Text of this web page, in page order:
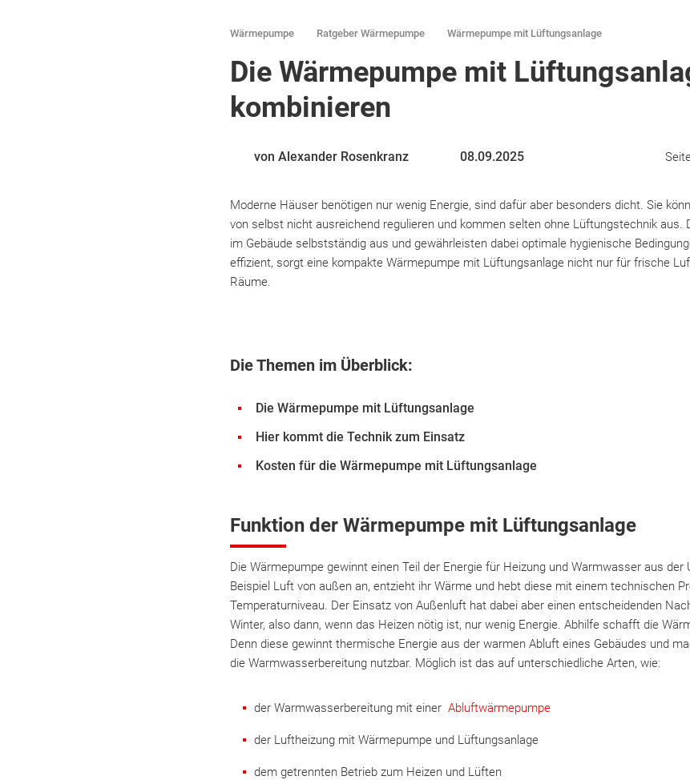
Wärmepumpe Ratgeber Wärmepumpe Wärmepumpe mit Lüftungsanlage
Die Wärmepumpe mit
kombinieren
von Alexander Rosenkranz 08.09.2025
Moderne Häuser benötigen nur wenig Energie, sind dafür aber besonders dicht. Sie
von selbst nicht ausreichend regulieren und kommen selten ohne Lüftungstechnik aus.
im Gebäude selbstständig aus und gewährleisten dabei optimale hygienische
effizient, sorgt eine kompakte Wärmepumpe mit Lüftungsanlage nicht nur für frische
Räume.
Die Themen im Überblick:
Die Wärmepumpe mit Lüftungsanlage
Hier kommt die Technik zum Einsatz
Kosten für die Wärmepumpe mit Lüftungsanlage
Funktion der Wärmepumpe mit Lüftungsanlage
Die Wärmepumpe gewinnt einen Teil der Energie für Heizung und Warmwasser aus
Beispiel Luft von außen an, entzieht ihr Wärme und hebt diese mit einem technischen
Temperaturniveau. Der Einsatz von Außenluft hat dabei aber einen entscheidenden
Winter, also dann, wenn das Heizen nötig ist, nur wenig Energie. Abhilfe schafft die
Denn diese gewinnt thermische Energie aus der warmen Abluft eines Gebäudes und
die Warmwasserbereitung nutzbar. Möglich ist das auf unterschiedliche Arten, wie:
der Warmwasserbereitung mit einer Abluftwärmepumpe
der Luftheizung mit Wärmepumpe und Lüftungsanlage
dem getrennten Betrieb zum Heizen und Lüften